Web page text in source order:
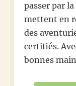
passer par
mettent en
des
certifiés.
bonnes